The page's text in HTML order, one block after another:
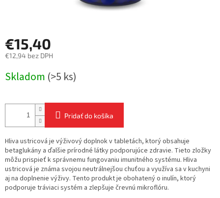
€15,40
€12,94 bez DPH
cena:
Skladom (>5 ks)
Pridať do košíka
Hliva ustricová je výživový doplnok v tabletách, ktorý obsahuje
betaglukány a ďalšie prírodné látky podporujúce zdravie. Tieto zložky
môžu prispieť k správnemu fungovaniu imunitného systému. Hliva
ustricová je známa svojou neutrálnejšou chuťou a využíva sa v kuchyni
aj na doplnenie výživy. Tento produkt je obohatený o inulín, ktorý
podporuje tráviaci systém a zlepšuje črevnú mikroflóru.